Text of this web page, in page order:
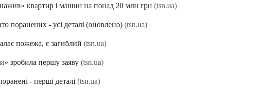
квартир і машин на понад 20 млн грн (tsn.ua)
поранених - усі деталі (оновлено) (tsn.ua)
пожежа, є загиблий (tsn.ua)
зробила першу заяву (tsn.ua)
- перші деталі (tsn.ua)